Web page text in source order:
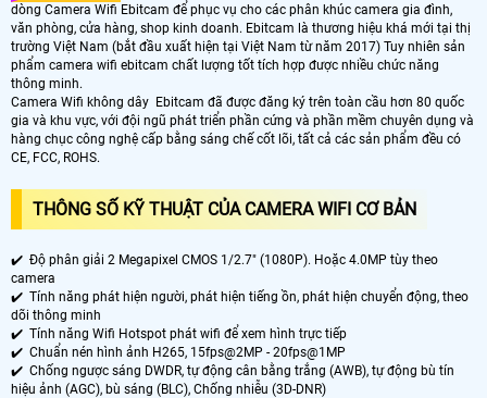
dòng Camera Wifi Ebitcam để phục vụ cho các phân khúc camera gia đình,
văn phòng, cửa hàng, shop kinh doanh. Ebitcam là thương hiệu khá mới tại thị
trường Việt Nam (bắt đầu xuất hiện tại Việt Nam từ năm 2017) Tuy nhiên sản
phẩm camera wifi ebitcam chất lượng tốt tích hợp được nhiều chức năng
thông minh.
Camera Wifi không dây Ebitcam đã được đăng ký trên toàn cầu hơn 80 quốc
gia và khu vực, với đội ngũ phát triển phần cứng và phần mềm chuyên dụng và
hàng chục công nghệ cấp bằng sáng chế cốt lõi, tất cả các sản phẩm đều có
CE, FCC, ROHS.
THÔNG SỐ KỸ THUẬT CỦA CAMERA WIFI CƠ BẢN
✔️ Độ phân giải 2 Megapixel CMOS 1/2.7" (1080P). Hoặc 4.0MP tùy theo
camera
✔️ Tính năng phát hiện người, phát hiện tiếng ồn, phát hiện chuyển động, theo
dõi thông minh
✔️ Tính năng Wifi Hotspot phát wifi để xem hình trực tiếp
✔️ Chuẩn nén hình ảnh H265, 15fps@2MP - 20fps@1MP
✔️ Chống ngược sáng DWDR, tự động cân bằng trắng (AWB), tự động bù tín
hiệu ảnh (AGC), bù sáng (BLC), Chống nhiễu (3D-DNR)